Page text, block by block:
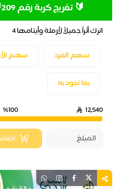
🔰 تفريج كربة رقم 209🔰 من أهل الزكاة
اترك أثراً جميلاً لأرملة وأيتامها 4
سهم الفرد
سهم الأسرة
بما تجود به
12,540
%100
اضافة